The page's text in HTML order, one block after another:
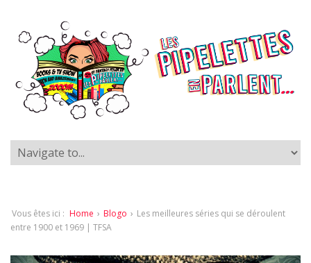
Vous êtes ici : Home › Blogo › Les meilleures séries qui se déroulent
entre 1900 et 1969 | TFSA